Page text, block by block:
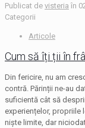
Publicat de visteria în
Categorii
Articole
Cum să îți ții în
Din fericire, nu am
contră. Părinții ne-au
suficientă cât să
experiențelor, propriile
niște limite, dar